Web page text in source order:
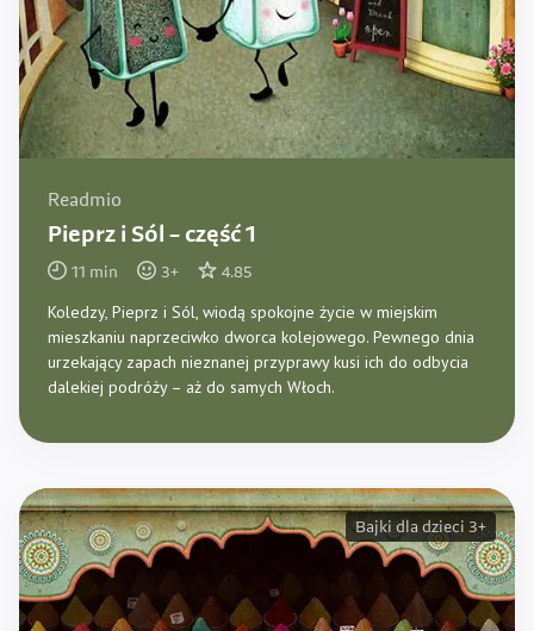
Readmio
Pieprz i Sól – część 1
11 min 3+ 4.85
Koledzy, Pieprz i Sól, wiodą spokojne życie w miejskim
mieszkaniu naprzeciwko dworca kolejowego. Pewnego dnia
urzekający zapach nieznanej przyprawy kusi ich do odbycia
dalekiej podróży – aż do samych Włoch.
Bajki dla dzieci 3+